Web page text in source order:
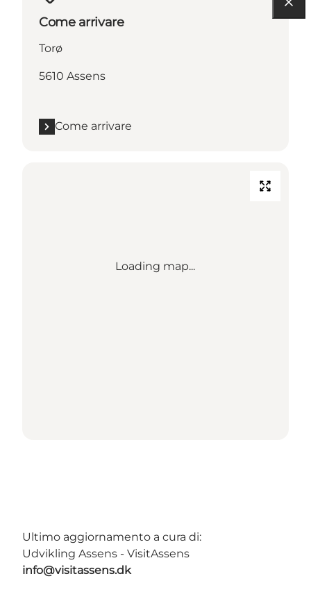
Come arrivare
Torø
5610 Assens
Come arrivare
Loading map...
Ultimo aggiornamento a cura di:
Udvikling Assens - VisitAssens
info@visitassens.dk